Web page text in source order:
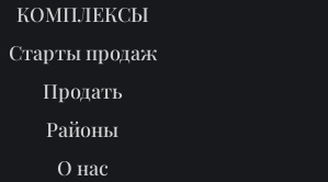
КОМПЛЕКСЫ
Старты продаж
Продать
Районы
О нас